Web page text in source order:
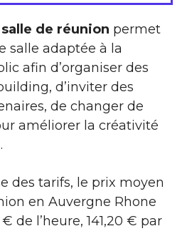
de réunion permet
salle adaptée à la
afin d’organiser des
d’inviter des
de changer de
améliorer la créativité
des tarifs, le prix moyen
en Auvergne Rhone
de l’heure, 141,20 € par